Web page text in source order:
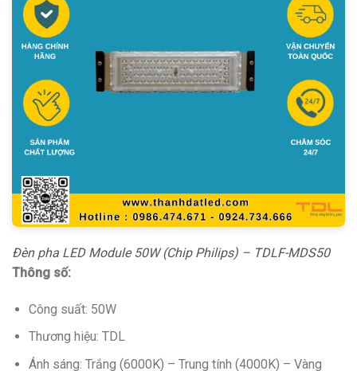
Đèn pha LED Module 50W (Chip Philips) – TDLF-MDS50
Thông số:
Công suất: 50W
Thương hiệu: TDL
Ánh sáng: Trắng (6000K) – Trung tính (4000K) – Vàng